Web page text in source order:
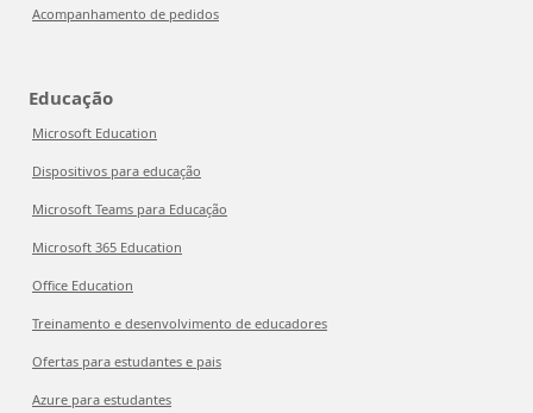
Acompanhamento de pedidos
Educação
Microsoft Education
Dispositivos para educação
Microsoft Teams para Educação
Microsoft 365 Education
Office Education
Treinamento e desenvolvimento de educadores
Ofertas para estudantes e pais
Azure para estudantes